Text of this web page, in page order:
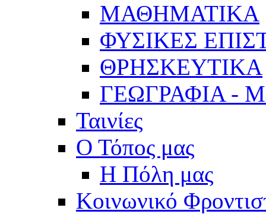
ΜΑΘΗΜΑΤΙΚΑ
ΦΥΣΙΚΕΣ
ΘΡΗΣΚΕΥΤΙΚΑ
ΓΕΩΓΡΑΦΙΑ -
Ταινίες
Ο Τόπος μας
Η Πόλη μας
Κοινωνικό